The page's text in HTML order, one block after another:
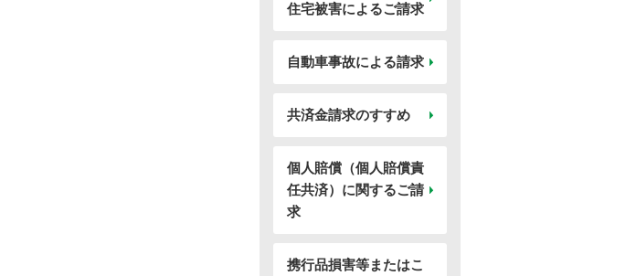
住宅被害によるご請求
自動車事故による請求
共済金請求のすすめ
個人賠償（個人賠償責
任共済）に関するご請
求
携行品損害等またはこ